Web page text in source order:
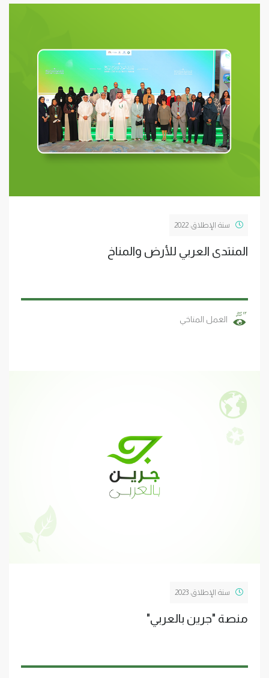
سنة الإطلاق: 2022
المنتدى العربي للأرض والمناخ
العمل المناخي
سنة الإطلاق: 2023
منصة "جرين بالعربي"